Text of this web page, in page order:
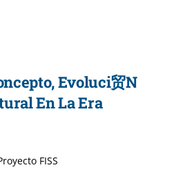
Servicios
Evoluci贸n
En La Era
FISS